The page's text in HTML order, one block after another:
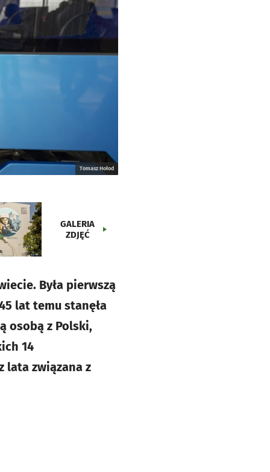
Tomasz Hołod
GALERIA
ZDJĘĆ
Była pierwszą
lat temu stanęła
osobą z Polski,
14
lata związana z